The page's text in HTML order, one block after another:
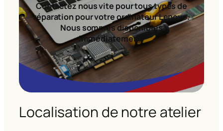
Contactez nous vite pour tous types de
réparation pour votre ordinateur Lenovo.
Nous sommes disponibles
immédiatement!
Localisation de notre atelier